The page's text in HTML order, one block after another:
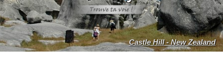
Castle Hill - New Zealand